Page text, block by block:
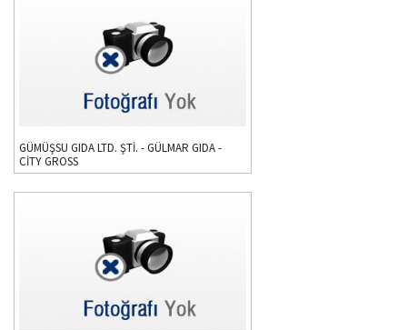
GÜMÜŞSU GIDA LTD. ŞTİ. - GÜLMAR GIDA -
CİTY GROSS